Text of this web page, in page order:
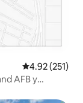
Calificación
4.92 (251)
AFB y